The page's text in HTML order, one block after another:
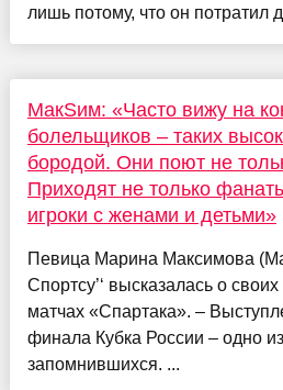
лишь потому, что он потратил
МакSим: «Часто вижу на
болельщиков – таких
бородой. Они поют не
Приходят не только
игроки с женами и детьми»
Певица Марина Максимова
Спортсу’‘ высказалась о
матчах «Спартака». –
финала Кубка России – одно
запомнившихся. ...